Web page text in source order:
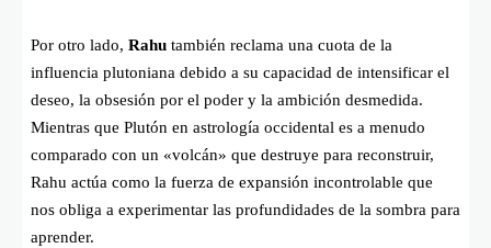
Por otro lado, Rahu también reclama una cuota de la
influencia plutoniana debido a su capacidad de intensificar el
deseo, la obsesión por el poder y la ambición desmedida.
Mientras que Plutón en astrología occidental es a menudo
comparado con un «volcán» que destruye para reconstruir,
Rahu actúa como la fuerza de expansión incontrolable que
nos obliga a experimentar las profundidades de la sombra para
aprender.